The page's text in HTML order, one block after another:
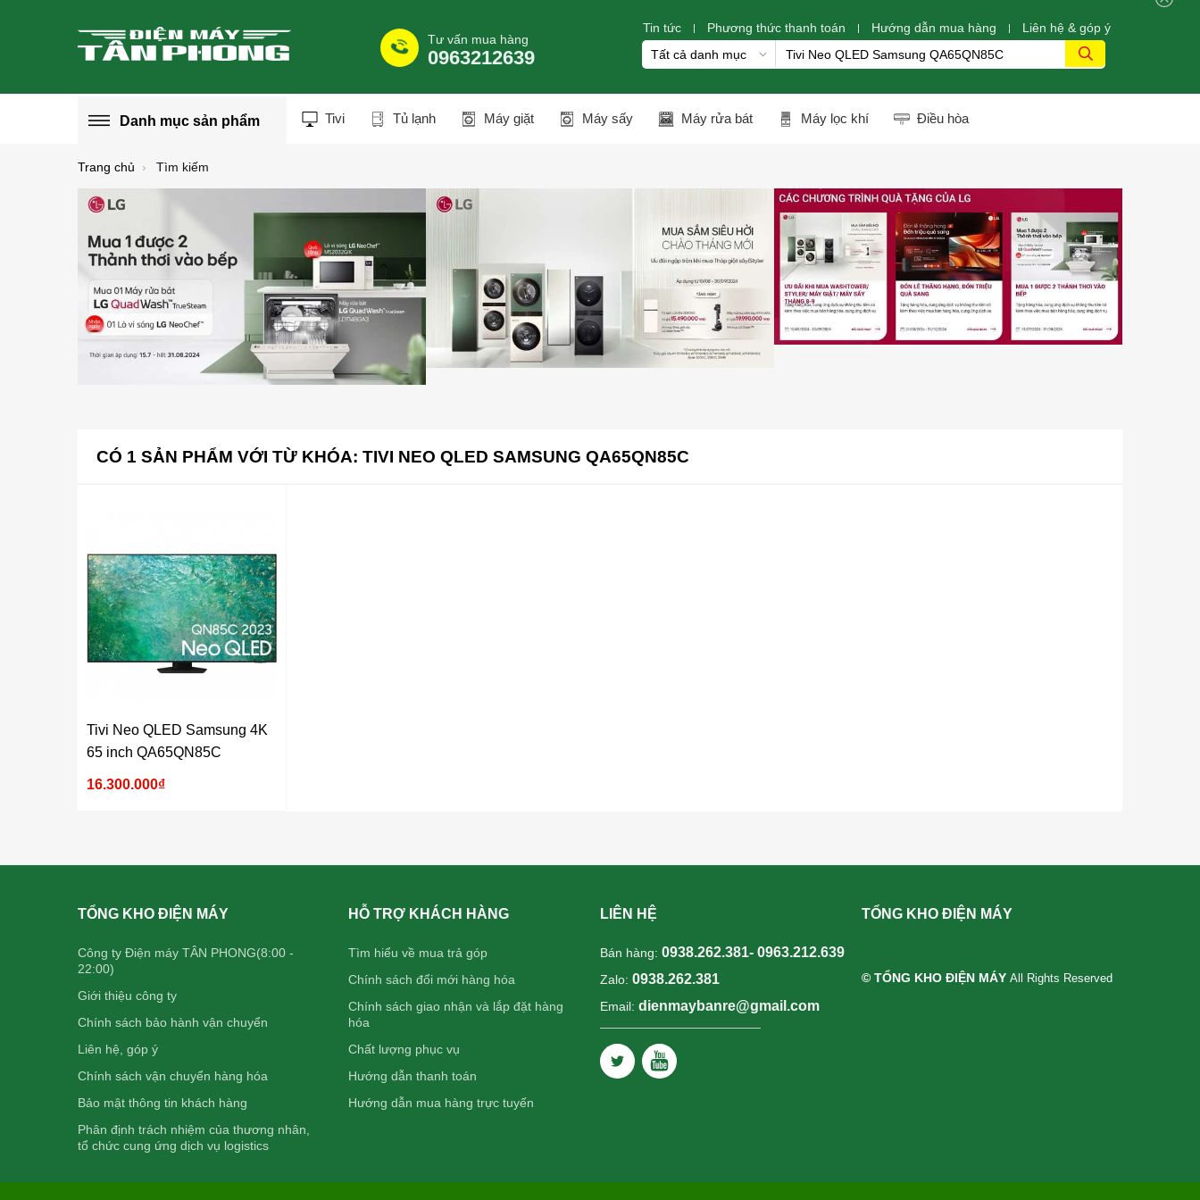
Tư vấn mua hàng
0963212639
Tin tức Phương thức thanh toán Hướng dẫn mua hàng Liên hệ & góp ý
Tivi Tủ lạnh Máy giặt Máy sấy Máy rửa bát Máy lọc khí Điều hòa
Danh mục sản phẩm
Trang chủ Tìm kiếm
CÓ 1 SẢN PHẨM VỚI TỪ KHÓA: TIVI NEO QLED SAMSUNG QA65QN85C
Tivi Neo QLED Samsung 4K
65 inch QA65QN85C
16.300.000₫
TỔNG KHO ĐIỆN MÁY
Công ty Điện máy TÂN PHONG(8:00 -
22:00)
Giới thiệu công ty
Chính sách bảo hành vận chuyển
Liên hệ, góp ý
Chính sách vận chuyển hàng hóa
Bảo mật thông tin khách hàng
Phân định trách nhiệm của thương nhân,
tổ chức cung ứng dịch vụ logistics
HỖ TRỢ KHÁCH HÀNG
Tìm hiểu về mua trả góp
Chính sách đổi mới hàng hóa
Chính sách giao nhận và lắp đặt hàng
hóa
Chất lượng phục vụ
Hướng dẫn thanh toán
Hướng dẫn mua hàng trực tuyến
LIÊN HỆ
Bán hàng: 0938.262.381- 0963.212.639
Zalo: 0938.262.381
Email: dienmaybanre@gmail.com
TỔNG KHO ĐIỆN MÁY
© TỔNG KHO ĐIỆN MÁY All Rights Reserved